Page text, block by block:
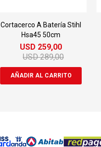
Cortacerco A Batería Stihl
Hsa45 50cm
USD 259,00
USD 289,00